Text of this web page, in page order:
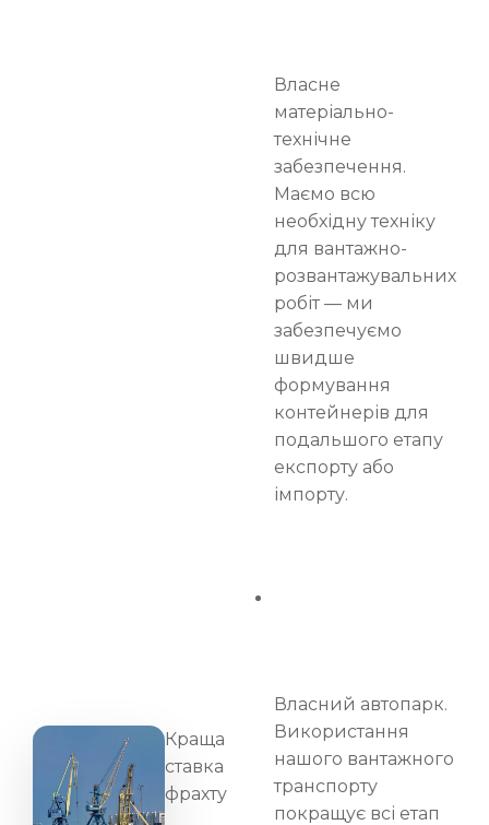
Краща
ставка
фрахту
Власне
матеріально-
технічне
забезпечення.
Маємо всю
необхідну техніку
для вантажно-
розвантажувальних
робіт — ми
забезпечуємо
швидше
формування
контейнерів для
подальшого етапу
експорту або
імпорту.
Власний автопарк.
Використання
нашого вантажного
транспорту
покращує всі етап